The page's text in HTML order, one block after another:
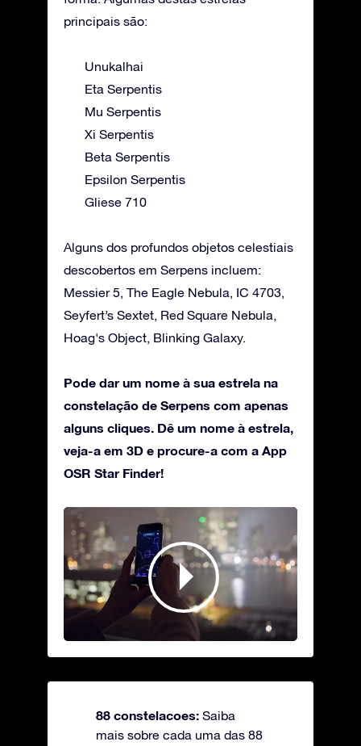
principais são:
Unukalhai
Eta Serpentis
Mu Serpentis
Xi Serpentis
Beta Serpentis
Epsilon Serpentis
Gliese 710
Alguns dos profundos objetos celestiais
descobertos em Serpens incluem:
Messier 5, The Eagle Nebula, IC 4703,
Seyfert’s Sextet, Red Square Nebula,
Hoag's Object, Blinking Galaxy.
Pode dar um nome à sua estrela na
constelação de Serpens com apenas
alguns cliques. Dê um nome à estrela,
veja-a em 3D e procure-a com a App
OSR Star Finder!
88 constelacoes: Saiba
mais sobre cada uma das 88